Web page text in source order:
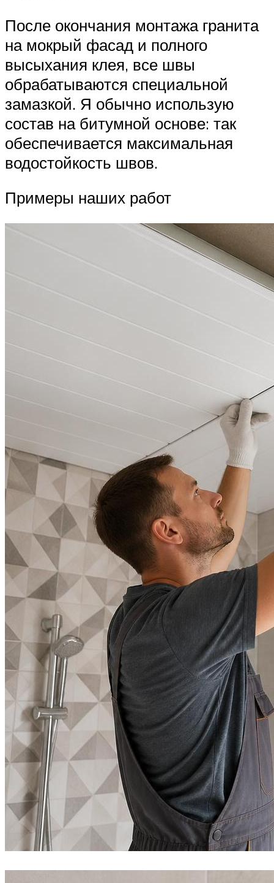
После окончания монтажа гранита
на мокрый фасад и полного
высыхания клея, все швы
обрабатываются специальной
замазкой. Я обычно использую
состав на битумной основе: так
обеспечивается максимальная
водостойкость швов.
Примеры наших работ